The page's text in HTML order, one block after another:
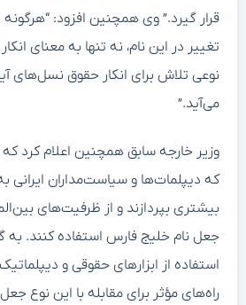
قرار گیرد.” وی همچنین افزود: “هرگونه
تغییر در این نام، نه تنها به معنای
نوعی تلاش برای انکار حقوق نسل‌های
می‌آید.”
وزیر خارجه سابق همچنین اعلام کرد
که دیپلمات‌ها و سیاست‌مداران ایرانی
بیشتری بپردازند و از ظرفیت‌های
جعل نام خلیج فارس استفاده کنند. به
استفاده از ابزارهای حقوقی و
راه‌های مؤثر برای مقابله با این نوع